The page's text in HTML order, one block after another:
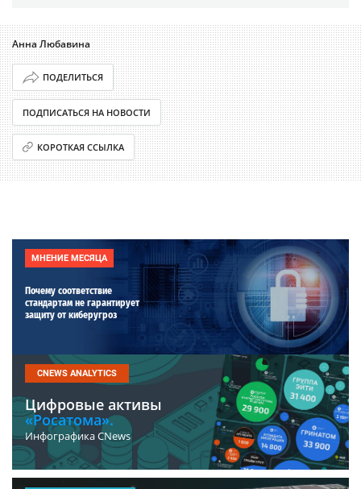
Анна Любавина
ПОДЕЛИТЬСЯ
ПОДПИСАТЬСЯ НА НОВОСТИ
КОРОТКАЯ ССЫЛКА
МНЕНИЕ МЕСЯЦА
Почему соответствие
стандартам не гарантирует
защиту от киберугроз
CNEWS ANALYTICS
Цифровые активы
«Росатома».
Инфографика CNews